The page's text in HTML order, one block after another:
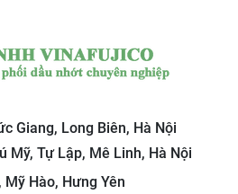
Giang, Long Biên, Hà Nội
Mỹ, Tự Lập, Mê Linh, Hà Nội
Mỹ Hào, Hưng Yên